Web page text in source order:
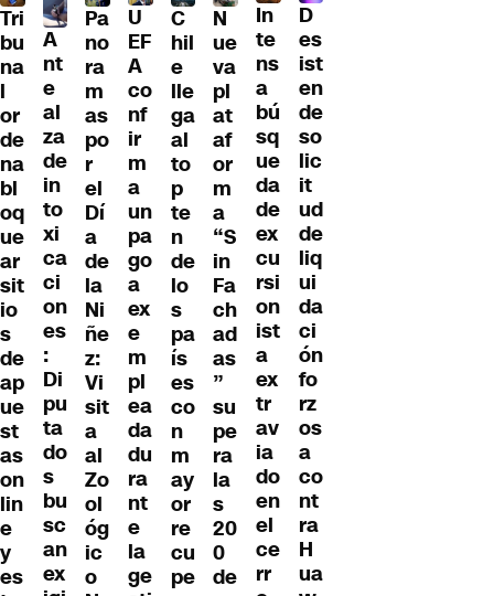
Tri
bu
na
l
or
de
na
bl
oq
ue
ar
sit
io
s
de
ap
ue
st
as
on
lin
e
y
es
A
nt
e
al
za
de
in
to
xi
ca
ci
on
es
:
Di
pu
ta
do
s
bu
sc
an
ex
Pa
no
ra
m
as
po
r
el
Dí
a
de
la
Ni
ñe
z:
Vi
sit
a
al
Zo
ol
óg
ic
o
U
EF
A
co
nf
ir
m
a
un
pa
go
a
ex
e
m
pl
ea
da
du
ra
nt
e
la
ge
C
hil
e
lle
ga
al
to
p
te
n
de
lo
s
pa
ís
es
co
n
m
ay
or
re
cu
pe
N
ue
va
pl
at
af
or
m
a
“S
in
Fa
ch
ad
as
”
su
pe
ra
la
s
20
0
de
In
te
ns
a
bú
sq
ue
da
de
ex
cu
rsi
on
ist
a
ex
tr
av
ia
do
en
el
ce
rr
D
es
ist
en
de
so
lic
it
ud
de
liq
ui
da
ci
ón
fo
rz
os
a
co
nt
ra
H
ua